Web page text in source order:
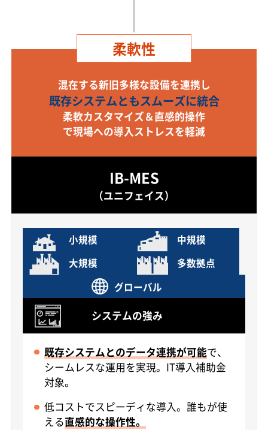
柔軟性
混在する新旧多様な設備を連携し
既存システムともスムーズに統合
柔軟カスタマイズ＆直感的操作
で現場への導入ストレスを軽減
IB-MES
（ユニフェイス）
小規模
中規模
大規模
多数拠点
グローバル
システムの強み
既存システムとのデータ連携が可能で、
シームレスな運用を実現。IT導入補助金
対象。
低コストでスピーディな導入。誰もが使
える直感的な操作性。